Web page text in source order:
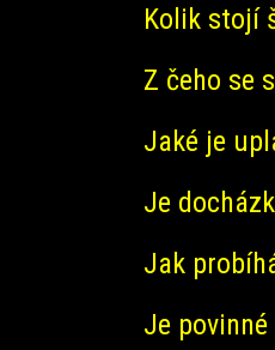
Kolik stojí
Z čeho se
Jaké je
Je
Jak
Je